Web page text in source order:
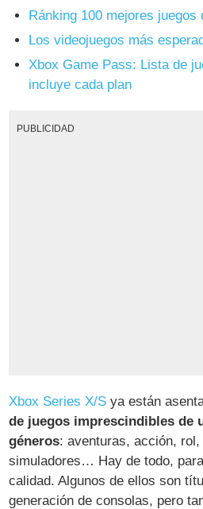
Ránking 100 mejores
Los videojuegos más
Xbox Game Pass: Lista de
incluye cada plan
PUBLICIDAD
Xbox Series X/S ya están
de juegos imprescindibles de
géneros: aventuras, acción,
simuladores… Hay de todo,
calidad. Algunos de ellos son
generación de consolas, pero